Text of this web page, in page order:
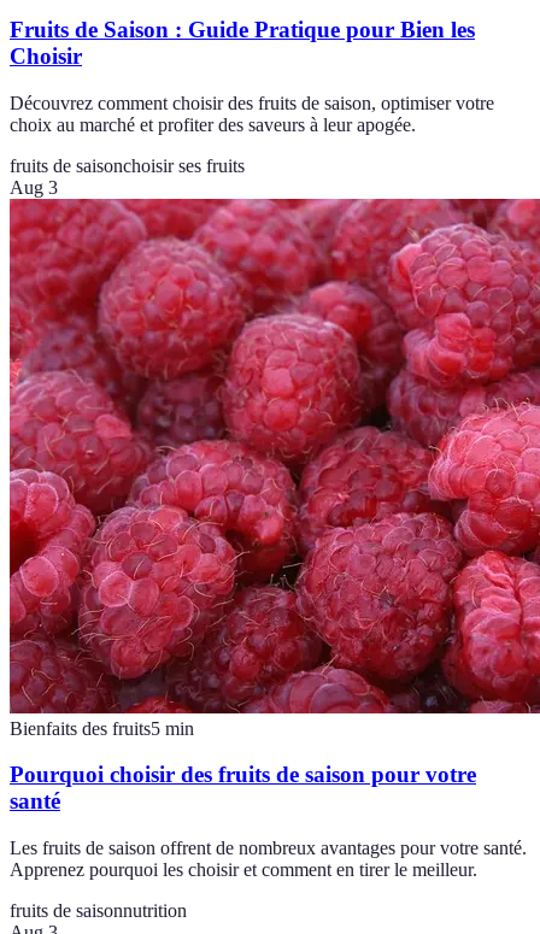
Fruits de Saison : Guide Pratique pour Bien les
Choisir
Découvrez comment choisir des fruits de saison, optimiser votre
choix au marché et profiter des saveurs à leur apogée.
fruits de saisonchoisir ses fruits
Aug 3
Bienfaits des fruits5 min
Pourquoi choisir des fruits de saison pour votre
santé
Les fruits de saison offrent de nombreux avantages pour votre santé.
Apprenez pourquoi les choisir et comment en tirer le meilleur.
fruits de saisonnutrition